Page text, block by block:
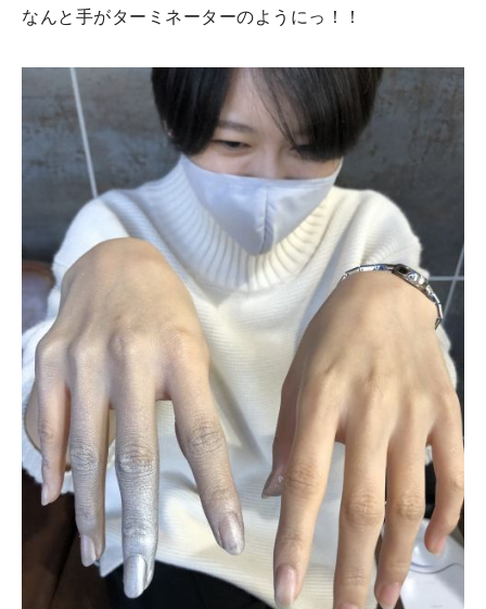
なんと手がターミネーターのようにっ！！